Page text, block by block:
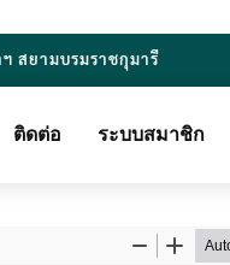
สยามบรมราชกุมารี
ติดต่อ ระบบสมาชิก